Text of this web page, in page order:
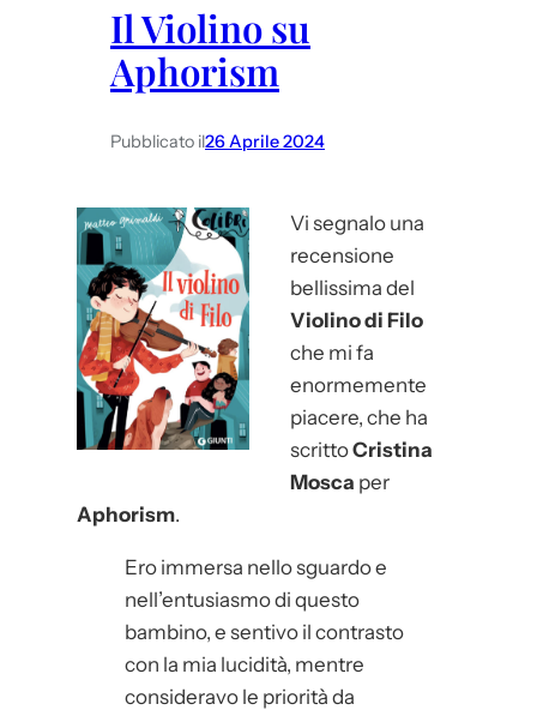
t
Il Violino su
Aphorism
Pubblicato il26 Aprile 2024
Vi segnalo una
recensione
bellissima del
Violino di Filo
che mi fa
enormemente
piacere, che ha
scrittoCristina
Mosca per
Aphorism.
Ero immersa nello sguardo e
nell’entusiasmo di questo
bambino, e sentivo il contrasto
con la mia lucidità, mentre
consideravo le priorità da